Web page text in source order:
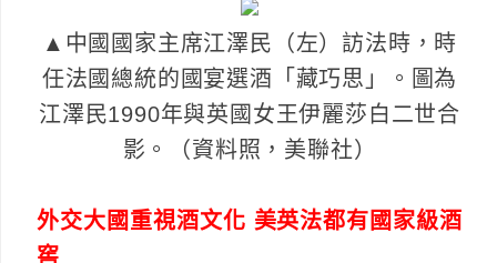
▲中國國家主席江澤民（左）訪法時，時
任法國總統的國宴選酒「藏巧思」。圖為
江澤民1990年與英國女王伊麗莎白二世合
影。（資料照，美聯社）
外交大國重視酒文化 美英法都有國家級酒
窖